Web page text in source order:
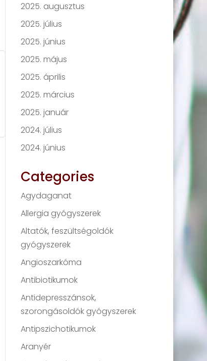
2025. augusztus
2025. július
2025. június
2025. május
2025. április
2025. március
2025. január
2024. július
2024. június
Categories
Agydaganat
Allergia gyógyszerek
Altatók, feszültségoldók
gyógyszerek
Angioszarkóma
Antibiotikumok
Antidepresszánsok,
szorongásoldók gyógyszerek
Antipszichotikumok
Aranyér